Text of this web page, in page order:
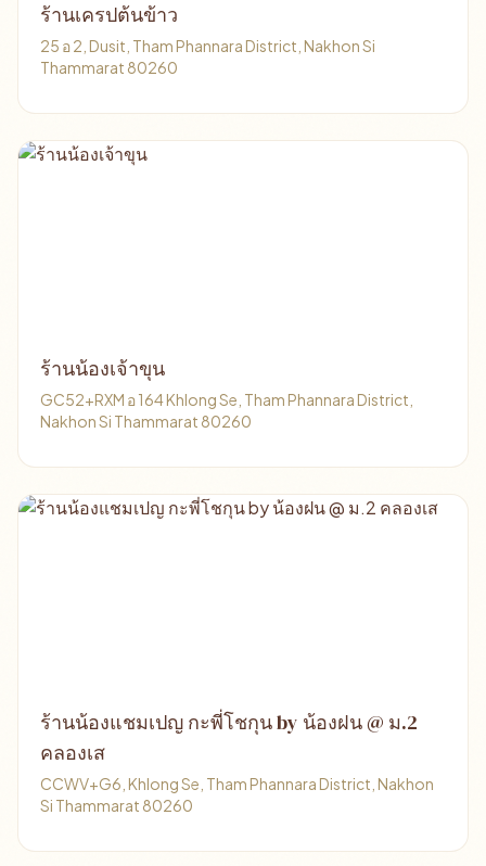
ร้านเครปต้นข้าว
25 อ 2, Dusit, Tham Phannara District, Nakhon Si
Thammarat 80260
ร้านน้องเจ้าขุน
GC52+RXM อ 164 Khlong Se, Tham Phannara District,
Nakhon Si Thammarat 80260
ร้านน้องแชมเปญ กะพี่โชกุน by น้องฝน @ ม.2
คลองเส
CCWV+G6, Khlong Se, Tham Phannara District, Nakhon
Si Thammarat 80260